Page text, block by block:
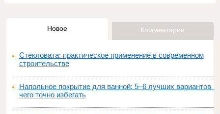
Новое Комментарии
Стекловата: практическое применение в современном
строительстве
Напольное покрытие для ванной: 5–6 лучших вариантов и
чего точно избегать